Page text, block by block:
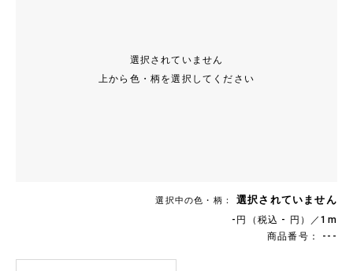
選択されていません
上から色・柄を選択してください
選択中の色・柄： 選択されていません
-円（税込 - 円）／1m
商品番号： ---